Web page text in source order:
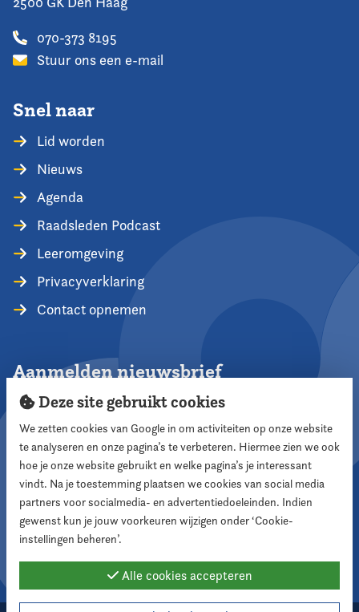
070-373 8195
Stuur ons een e-mail
Snel naar
Lid worden
Nieuws
Agenda
Raadsleden Podcast
Leeromgeving
Privacyverklaring
Contact opnemen
Aanmelden nieuwsbrief
Aanmelden
Volg ons
Deze site gebruikt cookies
We zetten cookies van Google in om activiteiten op onze website
te analyseren en onze pagina’s te verbeteren. Hiermee zien we ook
hoe je onze website gebruikt en welke pagina’s je interessant
vindt. Na je toestemming plaatsen we cookies van social media
partners voor socialmedia- en advertentiedoeleinden. Indien
gewenst kun je jouw voorkeuren wijzigen onder ‘Cookie-
instellingen beheren’.
Alle cookies accepteren